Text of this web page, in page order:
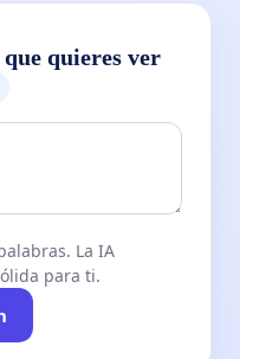
quieres ver
La IA
para ti.